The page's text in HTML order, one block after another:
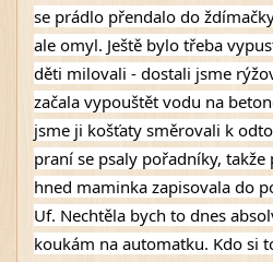
se prádlo přendalo do
ale omyl. Ještě bylo třeba
děti milovali - dostali jsme
začala vypouštět vodu na
jsme ji košťaty směrovali k
praní se psaly pořadníky,
hned maminka zapisovala do
Uf. Nechtěla bych to dnes
koukám na automatku. Kdo si